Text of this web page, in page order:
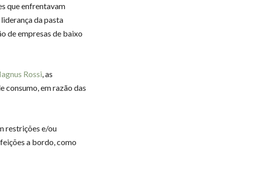
que enfrentavam
da pasta
de empresas de baixo
Rossi, as
consumo, em razão das
restrições e/ou
a bordo, como